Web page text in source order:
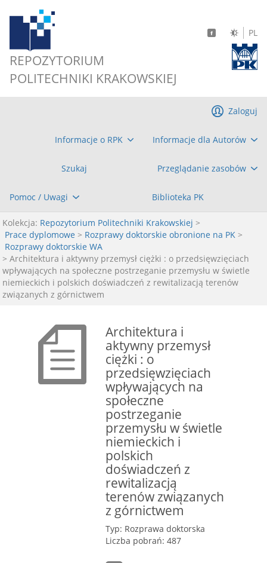
REPOZYTORIUM
POLITECHNIKI KRAKOWSKIEJ
PL
Informacje o RPK Informacje dla Autorów
Szukaj Przeglądanie zasobów
Pomoc / Uwagi Biblioteka PK
Zaloguj
Kolekcja: Repozytorium Politechniki Krakowskiej >
Prace dyplomowe > Rozprawy doktorskie obronione na PK >
Rozprawy doktorskie WA
> Architektura i aktywny przemysł ciężki : o przedsięwzięciach
wpływających na społeczne postrzeganie przemysłu w świetle
niemieckich i polskich doświadczeń z rewitalizacją terenów
związanych z górnictwem
Architektura i
aktywny przemysł
ciężki : o
przedsięwzięciach
wpływających na
społeczne
postrzeganie
przemysłu w świetle
niemieckich i
polskich
doświadczeń z
rewitalizacją
terenów związanych
z górnictwem
Typ: Rozprawa doktorska
Liczba pobrań: 487